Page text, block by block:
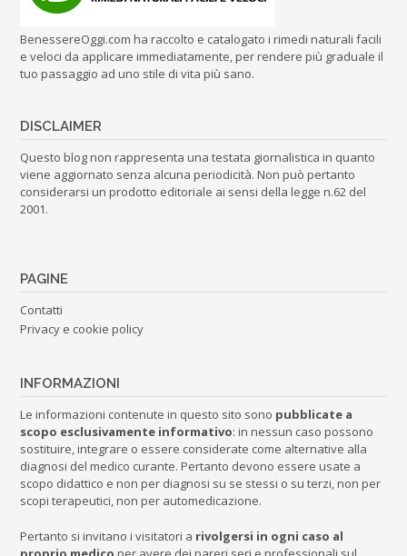
BenessereOggi.com ha raccolto e catalogato i rimedi naturali facili
e veloci da applicare immediatamente, per rendere più graduale il
tuo passaggio ad uno stile di vita più sano.
DISCLAIMER
Questo blog non rappresenta una testata giornalistica in quanto
viene aggiornato senza alcuna periodicità. Non può pertanto
considerarsi un prodotto editoriale ai sensi della legge n.62 del
2001.
PAGINE
Contatti
Privacy e cookie policy
INFORMAZIONI
Le informazioni contenute in questo sito sono pubblicate a
scopo esclusivamente informativo: in nessun caso possono
sostituire, integrare o essere considerate come alternative alla
diagnosi del medico curante. Pertanto devono essere usate a
scopo didattico e non per diagnosi su se stessi o su terzi, non per
scopi terapeutici, non per automedicazione.
Pertanto si invitano i visitatori a rivolgersi in ogni caso al